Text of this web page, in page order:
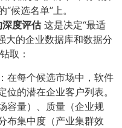
候选名单”上。
度评估这是决定“最适
大的企业数据库和数据分
取：
在每个候选市场中，软件
的潜在企业客户列表。
容量）、质量（企业规
布集中度（产业集群效